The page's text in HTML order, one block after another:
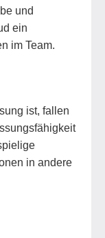
und
ein
im Team.
ist, fallen
in andere